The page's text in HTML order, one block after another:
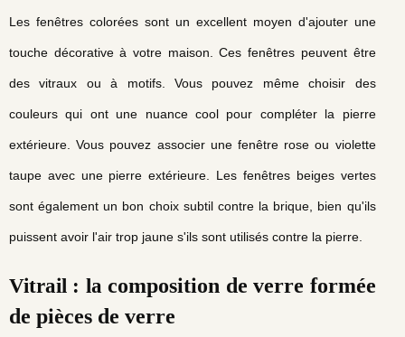
Les fenêtres colorées sont un excellent moyen d'ajouter une
touche décorative à votre maison. Ces fenêtres peuvent être
des vitraux ou à motifs. Vous pouvez même choisir des
couleurs qui ont une nuance cool pour compléter la pierre
extérieure. Vous pouvez associer une fenêtre rose ou violette
taupe avec une pierre extérieure. Les fenêtres beiges vertes
sont également un bon choix subtil contre la brique, bien qu'ils
puissent avoir l'air trop jaune s'ils sont utilisés contre la pierre.
Vitrail : lacomposition de verre formée
de pièces de verre